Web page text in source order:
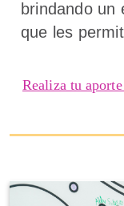
brindando un
que les
Realiza tu